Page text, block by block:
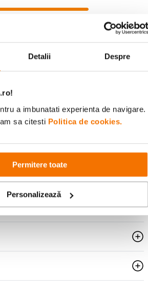
Detalii Despre
a imbunatati experienta de navigare.
sa citesti Politica de cookies.
Permitere toate
Personalizează
te comunitatii creatorilor
inspiratie, recomandari utile,
video si oferte pregatite special
Livrare gratuita